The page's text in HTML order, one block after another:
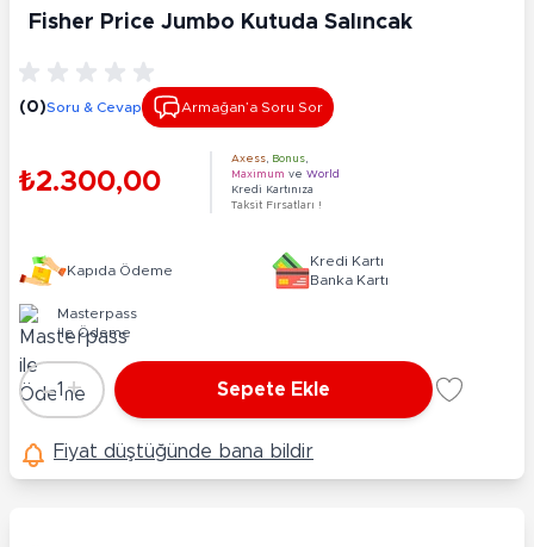
Fisher Price Jumbo Kutuda Salıncak
(0)Soru & Cevap Armağan’a Soru Sor
₺2.300,00
Axess Bonus
Maximum ve World
Kredi Kartınıza
Taksit Fırsatları !
Kapıda Ödeme
Kredi Kartı
Banka Kartı
Masterpass
ile Ödeme
Adet
-1 + Sepete Ekle
Fiyat düştüğünde bana bildir